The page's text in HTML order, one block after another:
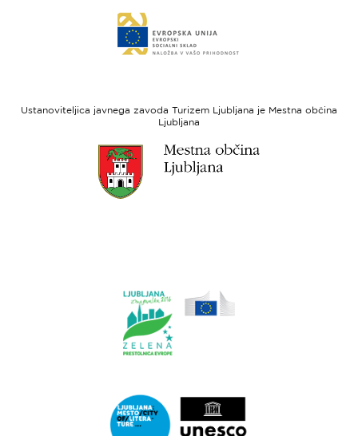
regionalni
do
spletne
sklad
Ustanoviteljica javnega zavoda Turizem Ljubljana je Mestna občina
Ljubljana
spletne
strani
Ljubljana.si